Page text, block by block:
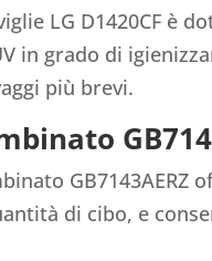
LG D1420CF è
in grado di
più brevi.
GB7143AERZ
di cibo, e